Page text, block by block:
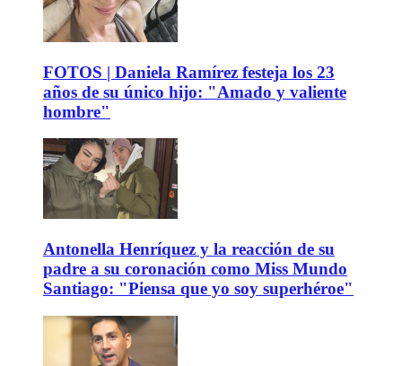
FOTOS | Daniela Ramírez festeja los 23
años de su único hijo: "Amado y valiente
hombre"
Antonella Henríquez y la reacción de su
padre a su coronación como Miss Mundo
Santiago: "Piensa que yo soy superhéroe"